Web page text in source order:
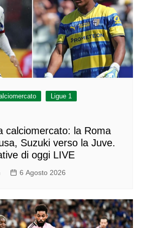
Ligue 1
calciomercato: la Roma
Suzuki verso la Juve.
di oggi LIVE
6 Agosto 2026